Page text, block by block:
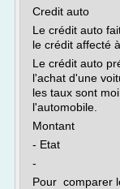
Credit auto
Le crédit auto
le crédit affecté
Le crédit auto
l'achat d'une
les taux sont
l'automobile.
Montant
- Etat
-
Pour comparer